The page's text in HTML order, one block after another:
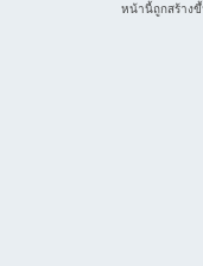
หน้านี้ถูกสร้าง